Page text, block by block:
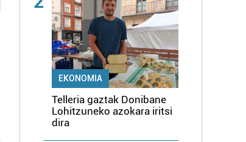
EKONOMIA
Telleria gaztak Donibane
Lohitzuneko azokara iritsi
dira